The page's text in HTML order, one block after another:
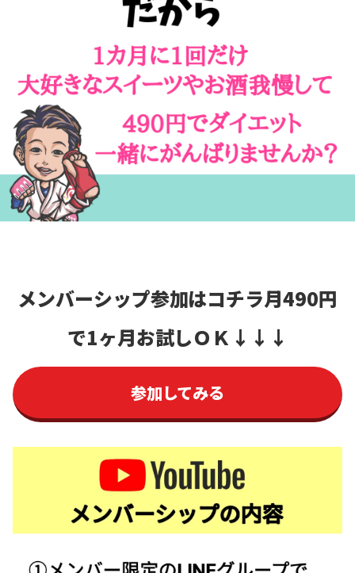
メンバーシップ参加はコチラ月490円
で1ヶ月お試しＯＫ ↓↓↓
参加してみる